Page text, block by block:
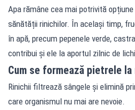
Apa rămâne cea mai potrivită
sănătății rinichilor. În același timp,
în apă, precum pepenele verde,
contribui și ele la aportul zilnic de
Cum se formează pietrele
Rinichii filtrează sângele și elimină
care organismul nu mai are nevoie.